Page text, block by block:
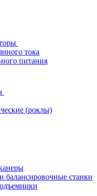
тока
питания
(роклы)
станки